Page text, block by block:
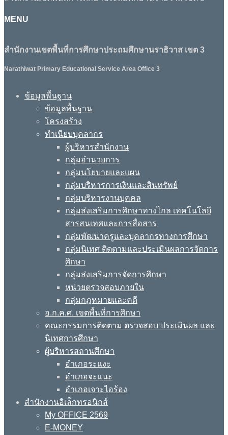
MENU
สำนักงานเขตพื้นที่การศึกษาประถมศึกษานราธิวาส เขต 3
Narathiwat Primary Educational Service Area Office 3
ข้อมูลพื้นฐาน
ข้อมูลพื้นฐาน
โครงสร้าง
ทำเนียบบุคลากร
ผู้บริหารสำนักงาน
กลุ่มอำนวยการ
กลุ่มนโยบายและแผน
กลุ่มบริหารการเงินและสินทรัพย์
กลุ่มบริหารงานบุคคล
กลุ่มส่งเสริมการศึกษาทางไกล เทคโนโลยี
สารสนเทศและการสื่อสาร
กลุ่มพัฒนาครูและบุคลากรทางการศึกษา
กลุ่มนิเทศ ติดตามและประเมินผลการจัดการ
ศึกษา
กลุ่มส่งเสริมการจัดการศึกษา
หน่วยตรวจสอบภายใน
กลุ่มกฎหมายและคดี
อ.ก.ค.ศ. เขตพื้นที่การศึกษา
คณะกรรมการติดตาม ตรวจสอบ ประเมินผล และ
นิเทศการศึกษา
ผู้บริหารสถานศึกษา
อำเภอระแงะ
อำเภอจะแนะ
อำเภอเจาะไอร้อง
สำนักงานอิเล็กทรอนิกส์
My OFFICE 2569
E-MONEY